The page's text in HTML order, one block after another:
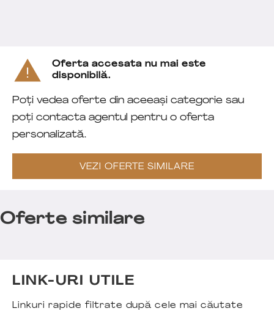
Oferta accesata nu mai este
disponibilă.
Poți vedea oferte din aceeași categorie sau
poți contacta agentul pentru o oferta
personalizată.
VEZI OFERTE SIMILARE
Oferte similare
LINK-URI UTILE
Linkuri rapide filtrate după cele mai căutate